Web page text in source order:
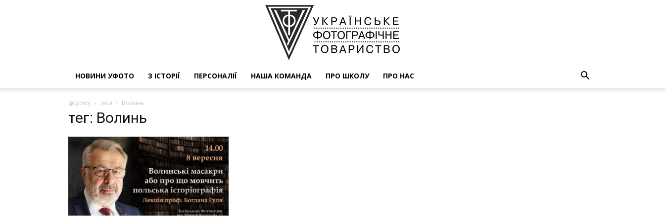
НОВИНИ УФОТО З ІСТОРІЇ ПЕРСОНАЛІЇ НАША КОМАНДА ПРО ШКОЛУ ПРО НАС
додому теги Волинь
тег: Волинь